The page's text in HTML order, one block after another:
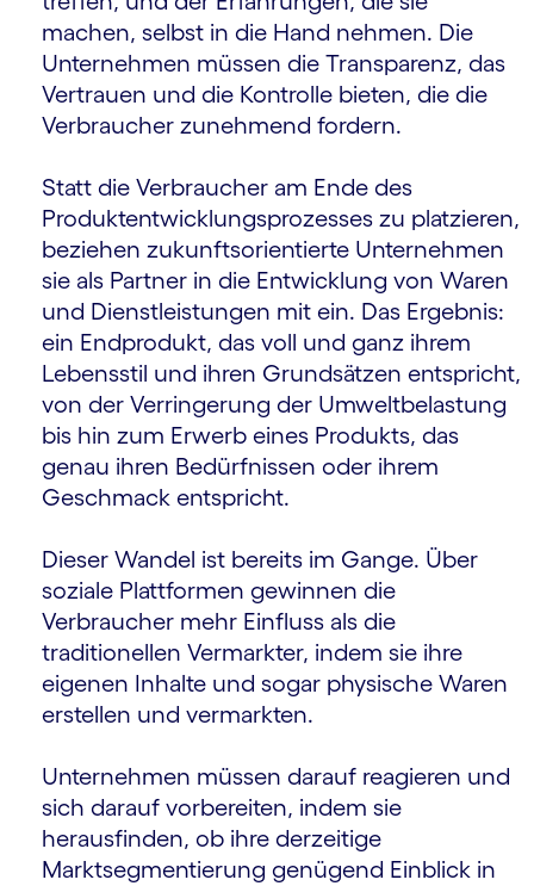
machen, selbst in die Hand nehmen. Die
Unternehmen müssen die Transparenz, das
Vertrauen und die Kontrolle bieten, die die
Verbraucher zunehmend fordern.
Statt die Verbraucher am Ende des
Produktentwicklungsprozesses zu platzieren,
beziehen zukunftsorientierte Unternehmen
sie als Partner in die Entwicklung von Waren
und Dienstleistungen mit ein. Das Ergebnis:
ein Endprodukt, das voll und ganz ihrem
Lebensstil und ihren Grundsätzen entspricht,
von der Verringerung der Umweltbelastung
bis hin zum Erwerb eines Produkts, das
genau ihren Bedürfnissen oder ihrem
Geschmack entspricht.
Dieser Wandel ist bereits im Gange. Über
soziale Plattformen gewinnen die
Verbraucher mehr Einfluss als die
traditionellen Vermarkter, indem sie ihre
eigenen Inhalte und sogar physische Waren
erstellen und vermarkten.
Unternehmen müssen darauf reagieren und
sich darauf vorbereiten, indem sie
herausfinden, ob ihre derzeitige
Marktsegmentierung genügend Einblick in